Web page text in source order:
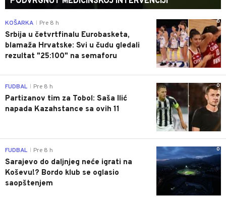
0
KOŠARKA Pre 8 h
Srbija u četvrtfinalu Eurobasketa,
blamaža Hrvatske: Svi u čudu gledali
rezultat "25:100" na semaforu
0
FUDBAL Pre 8 h
Partizanov tim za Tobol: Saša Ilić
napada Kazahstance sa ovih 11
0
FUDBAL Pre 8 h
Sarajevo do daljnjeg neće igrati na
Koševu!? Bordo klub se oglasio
saopštenjem